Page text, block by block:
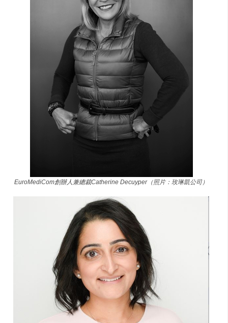
EuroMediCom創辦人兼總裁Catherine Decuyper（照片：玫琳凱公司）